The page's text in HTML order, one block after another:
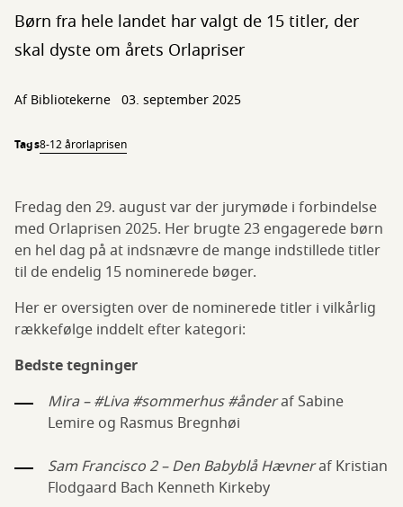
Børn fra hele landet har valgt de 15 titler, der
skal dyste om årets Orlapriser
Af Bibliotekerne 03. september 2025
Tags8-12 årorlaprisen
Fredag den 29. august var der jurymøde i forbindelse
med Orlaprisen 2025. Her brugte 23 engagerede børn
en hel dag på at indsnævre de mange indstillede titler
til de endelig 15 nominerede bøger.
Her er oversigten over de nominerede titler i vilkårlig
rækkefølge inddelt efter kategori:
Bedste tegninger
Mira – #Liva #sommerhus #ånderaf Sabine
Lemire og Rasmus Bregnhøi
Sam Francisco 2 – Den Babyblå Hævneraf Kristian
Flodgaard Bach Kenneth Kirkeby